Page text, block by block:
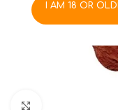
I AM 18 OR